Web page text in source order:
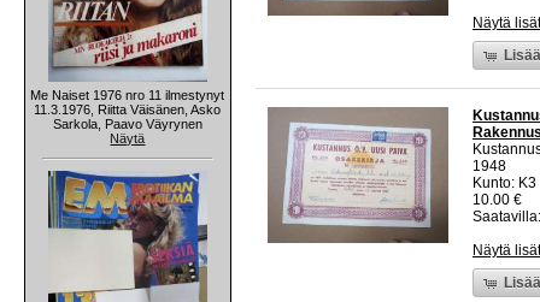
Me Naiset 1976 nro 11 ilmestynyt
11.3.1976, Riitta Väisänen, Asko
Sarkola, Paavo Väyrynen
Näytä
Näytä
1948
Kunto:
10.00 €
Näytä